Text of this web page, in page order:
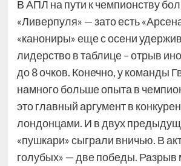
В АПЛ на пути к чемпионству
«Ливерпуля» — зато есть
«канониры» еще с осени
лидерство в таблице – отрыв
до 8 очков. Конечно, у команды
намного больше опыта в
это главный аргумент в
лондонцами. И в двух
«пушкари» сыграли вничью. В
голубых» — две победы. Разрыв